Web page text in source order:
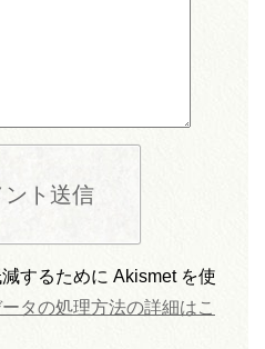
ント送信
するために Akismet を使
タの処理方法の詳細はこ